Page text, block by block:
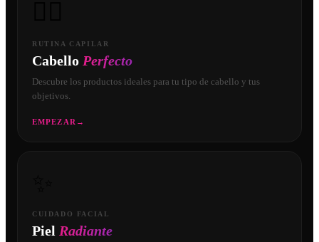
RUTINA CAPILAR
Cabello Perfecto
Descubre los productos ideales para tu tipo de cabello y tus
objetivos.
EMPEZAR →
CUIDADO FACIAL
Piel Radiante